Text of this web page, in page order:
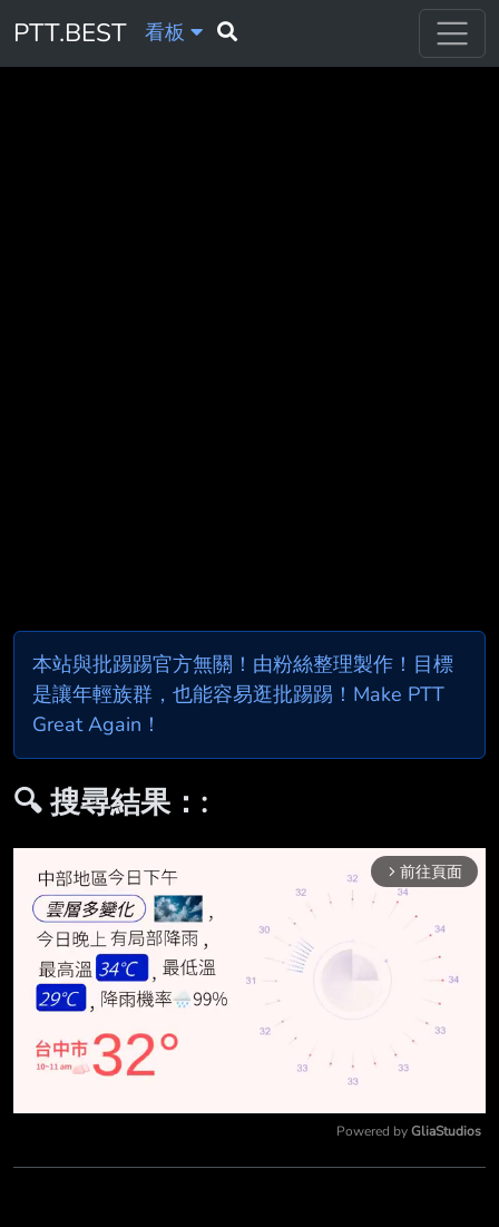
PTT.BEST 看板
本站與批踢踢官方無關！由粉絲整理製作！目標
是讓年輕族群，也能容易逛批踢踢！Make PTT
Great Again！
🔍 搜尋結果：:
arrow_forward_ios 前往頁面
Powered by GliaStudios